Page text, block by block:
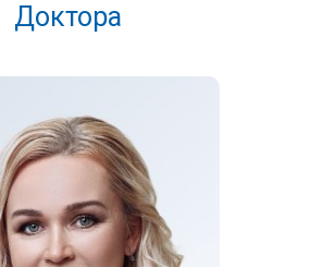
Доктора